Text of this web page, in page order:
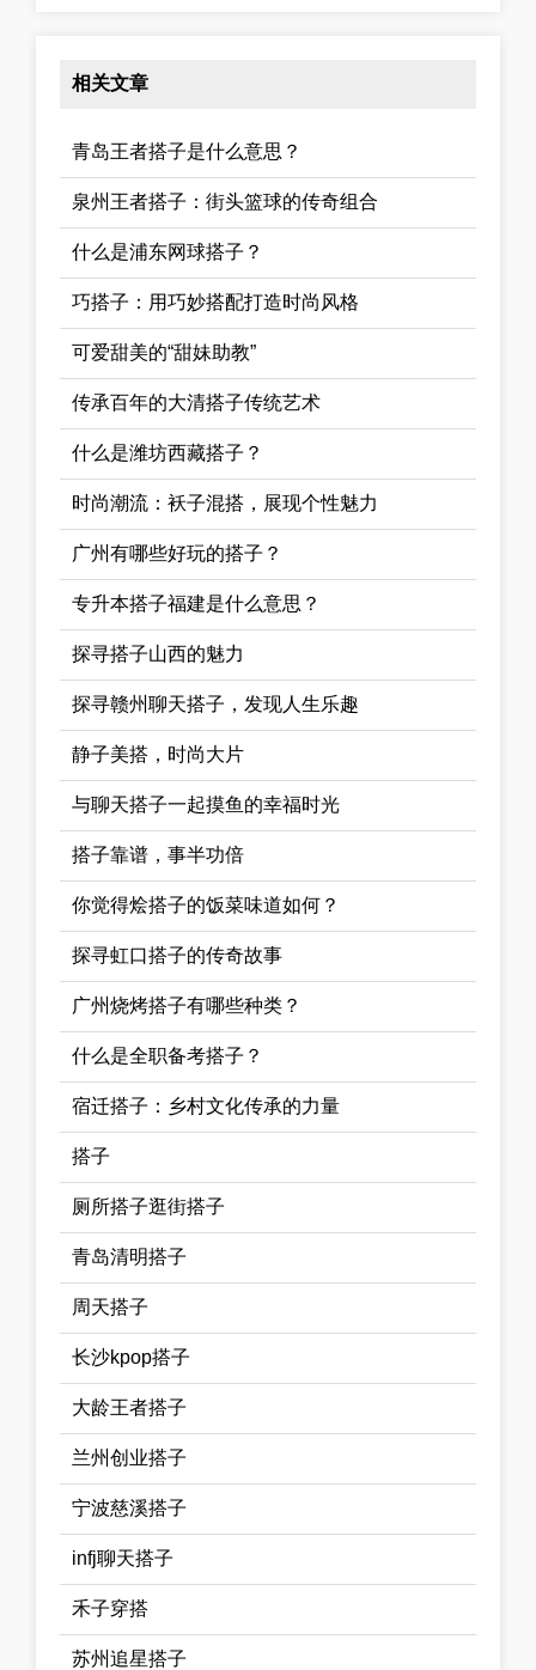
相关文章
青岛王者搭子是什么意思？
泉州王者搭子：街头篮球的传奇组合
什么是浦东网球搭子？
巧搭子：用巧妙搭配打造时尚风格
可爱甜美的“甜妹助教”
传承百年的大清搭子传统艺术
什么是潍坊西藏搭子？
时尚潮流：袄子混搭，展现个性魅力
广州有哪些好玩的搭子？
专升本搭子福建是什么意思？
探寻搭子山西的魅力
探寻赣州聊天搭子，发现人生乐趣
静子美搭，时尚大片
与聊天搭子一起摸鱼的幸福时光
搭子靠谱，事半功倍
你觉得烩搭子的饭菜味道如何？
探寻虹口搭子的传奇故事
广州烧烤搭子有哪些种类？
什么是全职备考搭子？
宿迁搭子：乡村文化传承的力量
搭子
厕所搭子逛街搭子
青岛清明搭子
周天搭子
长沙kpop搭子
大龄王者搭子
兰州创业搭子
宁波慈溪搭子
infj聊天搭子
禾子穿搭
苏州追星搭子